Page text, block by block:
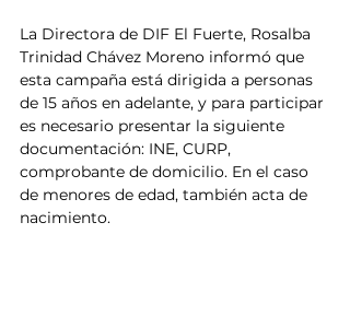
La Directora de DIF El Fuerte, Rosalba
Trinidad Chávez Moreno informó que
esta campaña está dirigida a personas
de 15 años en adelante, y para participar
es necesario presentar la siguiente
documentación: INE, CURP,
comprobante de domicilio. En el caso
de menores de edad, también acta de
nacimiento.